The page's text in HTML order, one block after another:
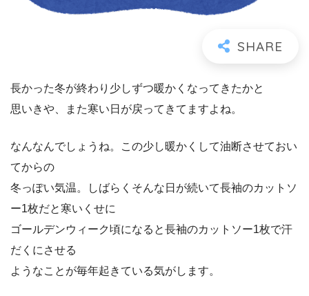
長かった冬が終わり少しずつ暖かくなってきたかと
思いきや、また寒い日が戻ってきてますよね。
なんなんでしょうね。この少し暖かくして油断させておい
てからの
冬っぽい気温。しばらくそんな日が続いて長袖のカットソ
ー1枚だと寒いくせに
ゴールデンウィーク頃になると長袖のカットソー1枚で汗
だくにさせる
ようなことが毎年起きている気がします。